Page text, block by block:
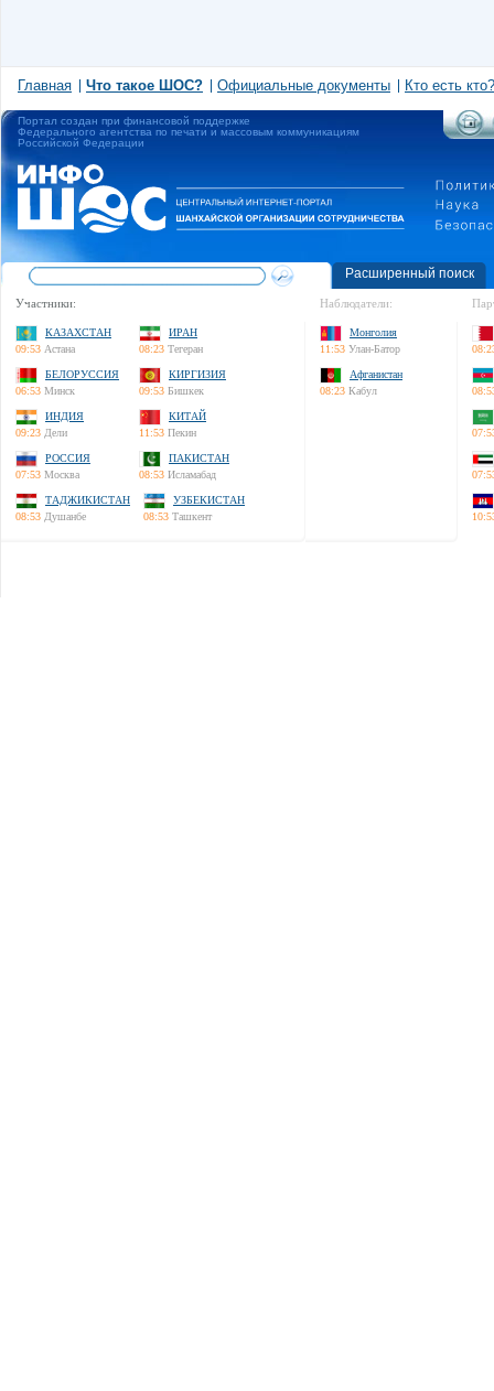
Главная Что такое ШОС? Официальные документы Кто есть кто?
Портал создан при финансовой поддержке
Федерального агентства по печати и массовым коммуникациям
Российской Федерации
Расширенный поиск
Участники:
КАЗАХСТАН
09:53 Астана
ИРАН
08:23 Тегеран
БЕЛОРУССИЯ
06:53 Минск
КИРГИЗИЯ
09:53 Бишкек
ИНДИЯ
09:23 Дели
КИТАЙ
11:53 Пекин
РОССИЯ
07:53 Москва
ПАКИСТАН
08:53 Исламабад
ТАДЖИКИСТАН
08:53 Душанбе
УЗБЕКИСТАН
08:53 Ташкент
Наблюдатели:
Монголия
11:53 Улан-Батор
Афганистан
08:23 Кабул